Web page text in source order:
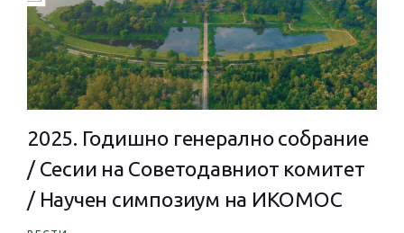
2025. Годишно генерално собрание
/ Сесии на Советодавниот комитет
/ Научен симпозиум на ИКОМОС
ВЕСТИ